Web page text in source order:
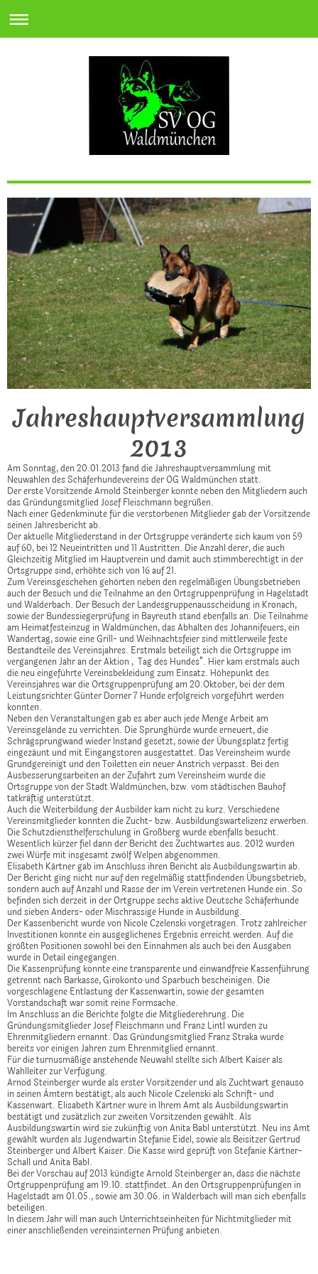
Jahreshauptversammlung
2013
Am Sonntag, den 20.01.2013 fand die Jahreshauptversammlung mit
Neuwahlen des Schäferhundevereins der OG Waldmünchen statt.
Der erste Vorsitzende Arnold Steinberger konnte neben den Mitgliedern auch
das Gründungsmitglied Josef Fleischmann begrüßen.
Nach einer Gedenkminute für die verstorbenen Mitglieder gab der Vorsitzende
seinen Jahresbericht ab.
Der aktuelle Mitgliederstand in der Ortsgruppe veränderte sich kaum von 59
auf 60, bei 12 Neueintritten und 11 Austritten. Die Anzahl derer, die auch
Gleichzeitig Mitglied im Hauptverein und damit auch stimmberechtigt in der
Ortsgruppe sind, erhöhte sich von 16 auf 21.
Zum Vereinsgeschehen gehörten neben den regelmäßigen Übungsbetrieben
auch der Besuch und die Teilnahme an den Ortsgruppenprüfung in Hagelstadt
und Walderbach. Der Besuch der Landesgruppenausscheidung in Kronach,
sowie der Bundessiegerprüfung in Bayreuth stand ebenfalls an. Die Teilnahme
am Heimatfesteinzug in Waldmünchen, das Abhalten des Johannifeuers, ein
Wandertag, sowie eine Grill- und Weihnachtsfeier sind mittlerweile feste
Bestandteile des Vereinsjahres. Erstmals beteiligt sich die Ortsgruppe im
vergangenen Jahr an der Aktion „Tag des Hundes“. Hier kam erstmals auch
die neu eingeführte Vereinsbekleidung zum Einsatz. Höhepunkt des
Vereinsjahres war die Ortsgruppenprüfung am 20.Oktober, bei der dem
Leistungsrichter Günter Dorner 7 Hunde erfolgreich vorgeführt werden
konnten.
Neben den Veranstaltungen gab es aber auch jede Menge Arbeit am
Vereinsgelände zu verrichten. Die Sprunghürde wurde erneuert, die
Schrägsprungwand wieder Instand gesetzt, sowie der Übungsplatz fertig
eingezäunt und mit Eingangstoren ausgestattet. Das Vereinsheim wurde
Grundgereinigt und den Toiletten ein neuer Anstrich verpasst. Bei den
Ausbesserungsarbeiten an der Zufahrt zum Vereinsheim wurde die
Ortsgruppe von der Stadt Waldmünchen, bzw. vom städtischen Bauhof
tatkräftig unterstützt.
Auch die Weiterbildung der Ausbilder kam nicht zu kurz. Verschiedene
Vereinsmitglieder konnten die Zucht- bzw. Ausbildungswartelizenz erwerben.
Die Schutzdiensthelferschulung in Großberg wurde ebenfalls besucht.
Wesentlich kürzer fiel dann der Bericht des Zuchtwartes aus. 2012 wurden
zwei Würfe mit insgesamt zwölf Welpen abgenommen.
Elisabeth Kärtner gab im Anschluss ihren Bericht als Ausbildungswartin ab.
Der Bericht ging nicht nur auf den regelmäßig stattfindenden Übungsbetrieb,
sondern auch auf Anzahl und Rasse der im Verein vertretenen Hunde ein. So
befinden sich derzeit in der Ortgruppe sechs aktive Deutsche Schäferhunde
und sieben Anders- oder Mischrassige Hunde in Ausbildung.
Der Kassenbericht wurde von Nicole Czelenski vorgetragen. Trotz zahlreicher
Investitionen konnte ein ausgeglichenes Ergebnis erreicht werden. Auf die
größten Positionen sowohl bei den Einnahmen als auch bei den Ausgaben
wurde in Detail eingegangen.
Die Kassenprüfung konnte eine transparente und einwandfreie Kassenführung
getrennt nach Barkasse, Girokonto und Sparbuch bescheinigen. Die
vorgeschlagene Entlastung der Kassenwartin, sowie der gesamten
Vorstandschaft war somit reine Formsache.
Im Anschluss an die Berichte folgte die Mitgliederehrung. Die
Gründungsmitglieder Josef Fleischmann und Franz Lintl wurden zu
Ehrenmitgliedern ernannt. Das Gründungsmitglied Franz Straka wurde
bereits vor einigen Jahren zum Ehrenmitglied ernannt.
Für die turnusmäßige anstehende Neuwahl stellte sich Albert Kaiser als
Wahlleiter zur Verfügung.
Arnod Steinberger wurde als erster Vorsitzender und als Zuchtwart genauso
in seinen Ämtern bestätigt, als auch Nicole Czelenski als Schrift- und
Kassenwart. Elisabeth Kärtner wure in Ihrem Amt als Ausbildungswartin
bestätigt und zusätzlich zur zweiten Vorsitzenden gewählt. Als
Ausbildungswartin wird sie zukünftig von Anita Babl unterstützt. Neu ins Amt
gewählt wurden als Jugendwartin Stefanie Eidel, sowie als Beisitzer Gertrud
Steinberger und Albert Kaiser. Die Kasse wird geprüft von Stefanie Kärtner-
Schall und Anita Babl.
Bei der Vorschau auf 2013 kündigte Arnold Steinberger an, dass die nächste
Ortgruppenprüfung am 19.10. stattfindet. An den Ortsgruppenprüfungen in
Hagelstadt am 01.05., sowie am 30.06. in Walderbach will man sich ebenfalls
beteiligen.
In diesem Jahr will man auch Unterrichtseinheiten für Nichtmitglieder mit
einer anschließenden vereinsinternen Prüfung anbieten.